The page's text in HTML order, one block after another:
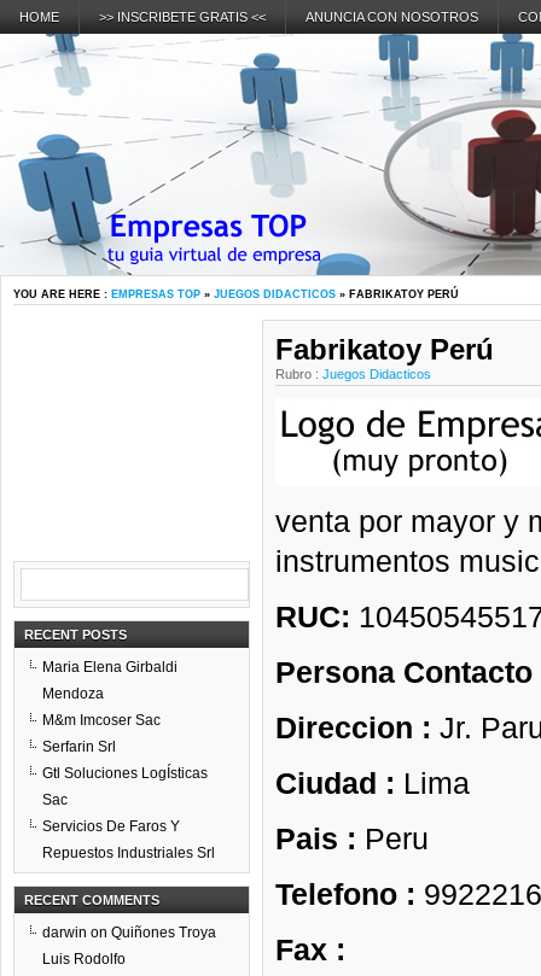
HOME >> INSCRIBETE GRATIS << ANUNCIA CON NOSOTROS
YOU ARE HERE : EMPRESAS TOP » JUEGOS DIDACTICOS » FABRIKATOY PERÚ
Fabrikatoy Perú
Rubro : Juegos Didacticos
venta por mayor y
instrumentos
RUC:
Persona
Direccion : Jr.
Ciudad : Lima
Pais : Peru
Telefono :
Fax :
RECENT POSTS
Maria Elena Girbaldi
Mendoza
M&m Imcoser Sac
Serfarin Srl
Gtl Soluciones LogÍsticas
Sac
Servicios De Faros Y
Repuestos Industriales Srl
RECENT COMMENTS
darwin on Quiñones Troya
Luis Rodolfo